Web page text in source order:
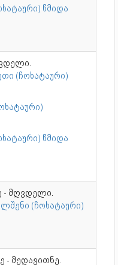
წმიდა
(ჩოხატაური)
წმიდა
- მღვდელი.
(ჩოხატაური)
- მედავითნე.